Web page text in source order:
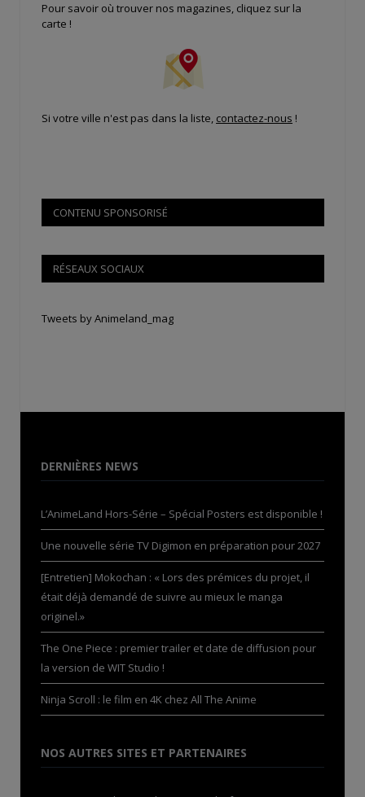
Pour savoir où trouver nos magazines, cliquez sur la
carte !
Si votre ville n'est pas dans la liste, contactez-nous !
CONTENU SPONSORISÉ
RÉSEAUX SOCIAUX
Tweets by Animeland_mag
DERNIÈRES NEWS
L’AnimeLand Hors-Série – Spécial Posters est disponible !
Une nouvelle série TV Digimon en préparation pour 2027
[Entretien] Mokochan : « Lors des prémices du projet, il
était déjà demandé de suivre au mieux le manga
originel.»
The One Piece : premier trailer et date de diffusion pour
la version de WIT Studio !
Ninja Scroll : le film en 4K chez All The Anime
NOS AUTRES SITES ET PARTENAIRES